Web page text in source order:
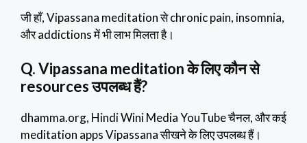
जी हाँ, Vipassana meditation से chronic pain, insomnia,
और addictions में भी लाभ मिलता है।
Q. Vipassana meditation के लिए कौन से
resources उपलब्ध हैं?
dhamma.org, Hindi Wini Media YouTube चैनल, और कई
meditation apps Vipassana सीखने के लिए उपलब्ध हैं।